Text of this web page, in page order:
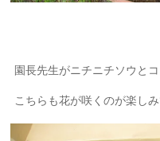
園長先生がニチニチソウと
こちらも花が咲くのが楽し